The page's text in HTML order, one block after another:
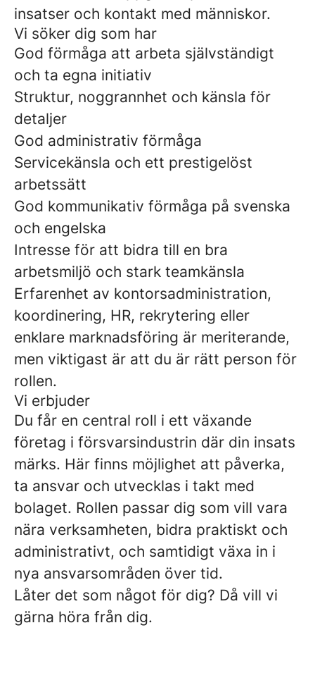
insatser och kontakt med människor.
Vi söker dig som har
God förmåga att arbeta självständigt
och ta egna initiativ
Struktur, noggrannhet och känsla för
detaljer
God administrativ förmåga
Servicekänsla och ett prestigelöst
arbetssätt
God kommunikativ förmåga på svenska
och engelska
Intresse för att bidra till en bra
arbetsmiljö och stark teamkänsla
Erfarenhet av kontorsadministration,
koordinering, HR, rekrytering eller
enklare marknadsföring är meriterande,
men viktigast är att du är rätt person för
rollen.
Vi erbjuder
Du får en central roll i ett växande
företag i försvarsindustrin där din insats
märks. Här finns möjlighet att påverka,
ta ansvar och utvecklas i takt med
bolaget. Rollen passar dig som vill vara
nära verksamheten, bidra praktiskt och
administrativt, och samtidigt växa in i
nya ansvarsområden över tid.
Låter det som något för dig? Då vill vi
gärna höra från dig.